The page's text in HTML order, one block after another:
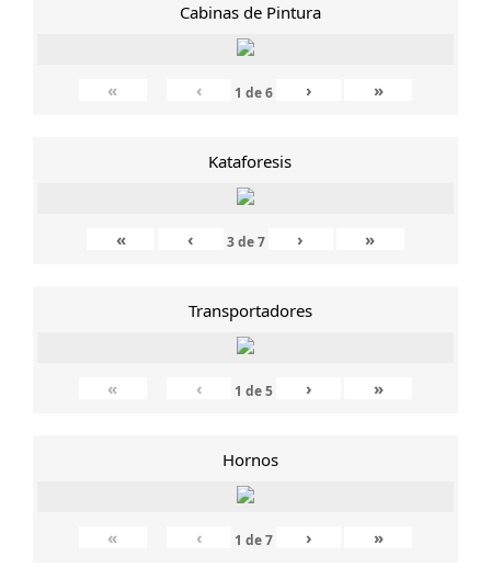
Cabinas de Pintura
« ‹ 1 de6 › »
Kataforesis
« ‹ 3de7 › »
Transportadores
« ‹ 1 de5 › »
Hornos
« ‹ 1 de7 › »